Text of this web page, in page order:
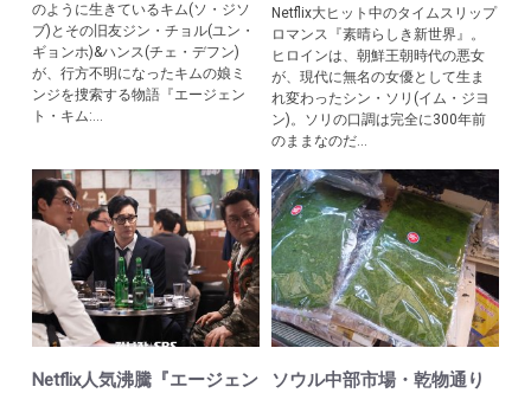
のように生きているキム(ソ・ジソ
ブ)とその旧友ジン・チョル(ユン・
ギョンホ)&ハンス(チェ・デフン)
が、行方不明になったキムの娘ミ
ンジを捜索する物語『エージェン
ト・キム:...
Netflix大ヒット中のタイムスリップ
ロマンス『素晴らしき新世界』。
ヒロインは、朝鮮王朝時代の悪女
が、現代に無名の女優として生ま
れ変わったシン・ソリ(イム・ジヨ
ン)。ソリの口調は完全に300年前
のままなのだ...
Netflix人気沸騰『エージェン
ソウル中部市場・乾物通り